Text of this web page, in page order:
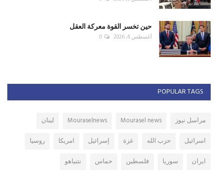
حين تخسر القوة معركة العقل
أغسطس 4, 2026 0
POPULAR TAGS
مراسل نيوز Mourasel news
Mouraselnews
لبنان
اسرائيل
حزب الله غزة إسرائيل امريكا
روسيا
ايران
سوريا فلسطين حماس نتنياهو